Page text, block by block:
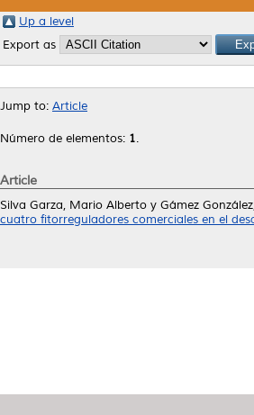
Up a level
Export as
Jump to: Article
Número de elementos: 1.
Article
Silva Garza, Mario Alberto y Gámez
cuatro fitorreguladores comerciales en el